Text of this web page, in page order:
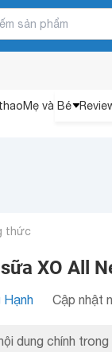
Mẹ và Bé
thức
XO All
Hạnh Cập nhật
dung chính trong